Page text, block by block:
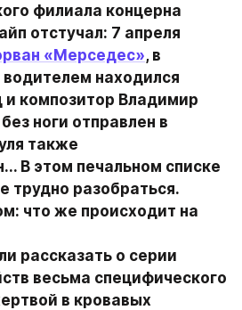
филиала концерна
отстучал: 7 апреля
«Мерседес», в
находился
и композитор Владимир
ноги отправлен в
также
В этом печальном списке
трудно разобраться.
что же происходит на
рассказать о серии
весьма специфического
в кровавых